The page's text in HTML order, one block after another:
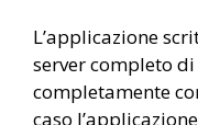
L’applicazione
server completo
completamente
caso